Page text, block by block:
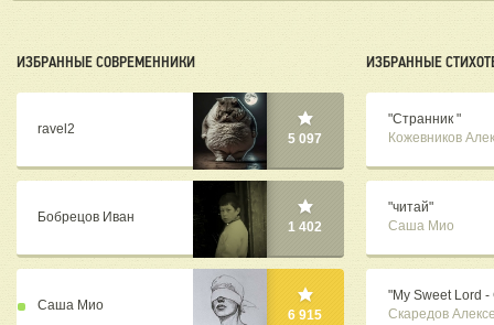
ИЗБРАННЫЕ СОВРЕМЕННИКИ
ravel2
5 097
Бобрецов Иван
1 402
Саша Мио
6 915
ИЗБРАННЫЕ
"Странник "
Кожевников
"читай"
Саша Мио
"My Sweet Lord -
Скаредов